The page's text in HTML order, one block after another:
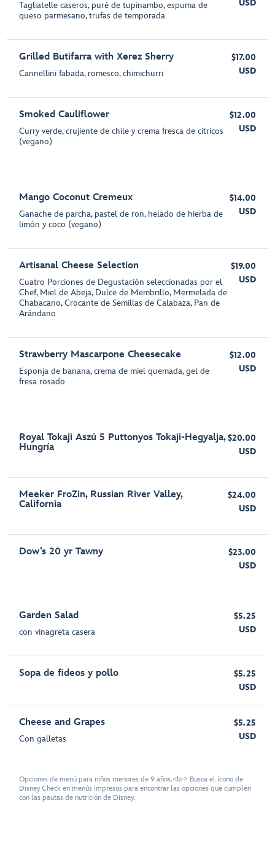
Tagliatelle caseros, puré de tupinambo, espuma de
queso parmesano, trufas de temporada
USD
Grilled Butifarra with Xerez Sherry
Cannellini fabada, romesco, chimichurri
$17.00
USD
Smoked Cauliflower
Curry verde, crujiente de chile y crema fresca de cítricos
(vegano)
$12.00
USD
Mango Coconut Cremeux
Ganache de parcha, pastel de ron, helado de hierba de
limón y coco (vegano)
$14.00
USD
Artisanal Cheese Selection
Cuatro Porciones de Degustación seleccionadas por el
Chef, Miel de Abeja, Dulce de Membrillo, Mermelada de
Chabacano, Crocante de Semillas de Calabaza, Pan de
Arándano
$19.00
USD
Strawberry Mascarpone Cheesecake
Esponja de banana, crema de miel quemada, gel de
fresa rosado
$12.00
USD
Royal Tokaji Aszú 5 Puttonyos Tokaji-Hegyalja,
Hungría
$20.00
USD
Meeker FroZin, Russian River Valley,
California
$24.00
USD
Dow’s 20 yr Tawny
$23.00
USD
Garden Salad
con vinagreta casera
$5.25
USD
Sopa de fideos y pollo
$5.25
USD
Cheese and Grapes
Con galletas
$5.25
USD
Opciones de menú para niños menores de 9 años.<br> Busca el ícono de
Disney Check en menús impresos para encontrar las opciones que cumplen
con las pautas de nutrición de Disney.